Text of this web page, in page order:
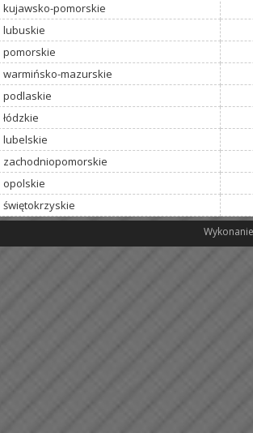
kujawsko-pomorskie
lubuskie
pomorskie
warmińsko-mazurskie
podlaskie
łódzkie
lubelskie
zachodniopomorskie
opolskie
świętokrzyskie